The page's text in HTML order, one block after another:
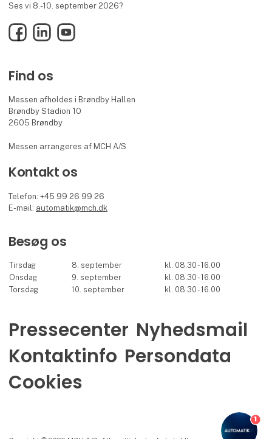
Ses vi 8.-10. september 2026?
FacebookLinkedInYouTube
Find os
Messen afholdes i Brøndby Hallen
Brøndby Stadion 10
2605 Brøndby
Messen arrangeres af MCH A/S
Kontakt os
Telefon: +45 99 26 99 26
E-mail: automatik@mch.dk
Besøg os
Tirsdag 8. september
kl. 08.30 - 16.00
Onsdag
9. september
kl. 08.30 - 16.00
Torsdag
10. september kl. 08.30 - 16.00
Pressecenter Nyhedsmail
Kontaktinfo Persondata
Cookies
1